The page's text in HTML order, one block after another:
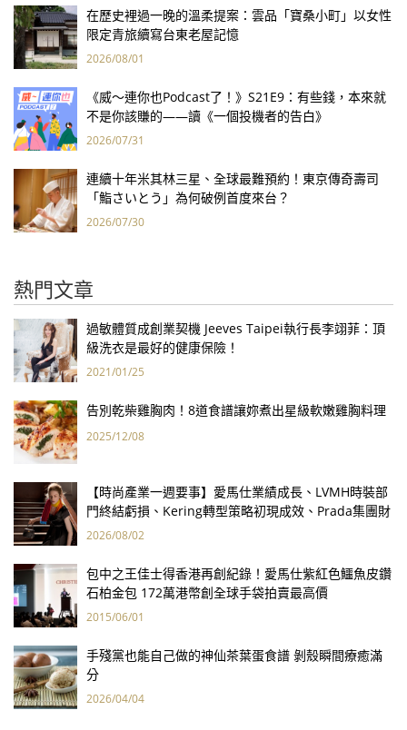
在歷史裡過一晚的溫柔提案：雲品「寶桑小町」以女性
限定青旅續寫台東老屋記憶
2026/08/01
《威～連你也Podcast了！》S21E9：有些錢，本來就
不是你該賺的——讀《一個投機者的告白》
2026/07/31
連續十年米其林三星、全球最難預約！東京傳奇壽司
「鮨さいとう」為何破例首度來台？
2026/07/30
熱門文章
過敏體質成創業契機 Jeeves Taipei執行長李翊菲：頂
級洗衣是最好的健康保險！
2021/01/25
告別乾柴雞胸肉！8道食譜讓妳煮出星級軟嫩雞胸料理
2025/12/08
【時尚產業一週要事】愛馬仕業績成長、LVMH時裝部
門終結虧損、Kering轉型策略初現成效、Prada集團財
報亮眼
2026/08/02
包中之王佳士得香港再創紀錄！愛馬仕紫紅色鱷魚皮鑽
石柏金包 172萬港幣創全球手袋拍賣最高價
2015/06/01
手殘黨也能自己做的神仙茶葉蛋食譜 剝殼瞬間療癒滿
分
2026/04/04